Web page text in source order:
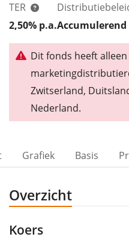
TER
2,50% p.a.Accumulerend
Dit fonds heeft alleen
Zwitserland,
Nederland.
Grafiek Basis
Overzicht
Koers